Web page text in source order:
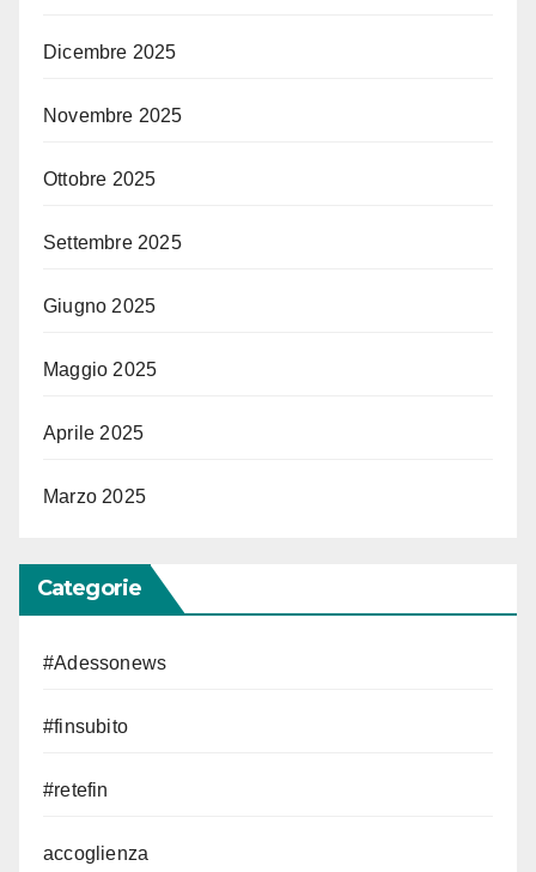
Dicembre 2025
Novembre 2025
Ottobre 2025
Settembre 2025
Giugno 2025
Maggio 2025
Aprile 2025
Marzo 2025
Categorie
#Adessonews
#finsubito
#retefin
accoglienza